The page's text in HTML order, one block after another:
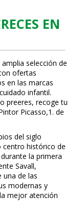
EN
selección de
ofertas
en las marcas
infantil.
prefieres, recoge tu
Picasso,1. de
del siglo
centro histórico de
la primera
Savall,
una de las
modernas y
mejor atención